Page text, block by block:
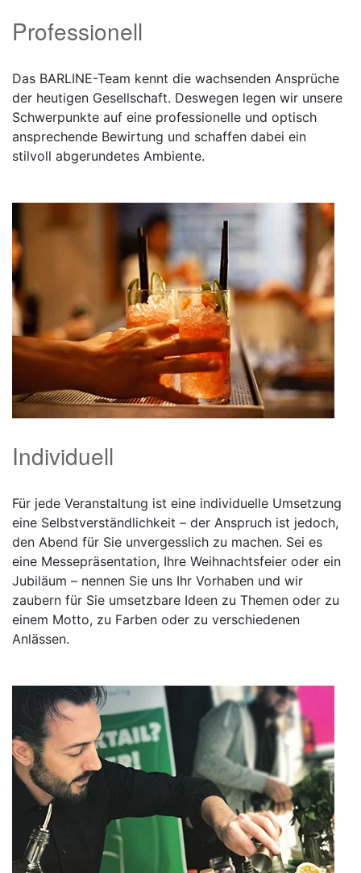
Professionell
Das BARLINE-Team kennt die wachsenden Ansprüche
der heutigen Gesellschaft. Deswegen legen wir unsere
Schwerpunkte auf eine professionelle und optisch
ansprechende Bewirtung und schaffen dabei ein
stilvoll abgerundetes Ambiente.
Individuell
Für jede Veranstaltung ist eine individuelle Umsetzung
eine Selbstverständlichkeit – der Anspruch ist jedoch,
den Abend für Sie unvergesslich zu machen. Sei es
eine Messepräsentation, Ihre Weihnachtsfeier oder ein
Jubiläum – nennen Sie uns Ihr Vorhaben und wir
zaubern für Sie umsetzbare Ideen zu Themen oder zu
einem Motto, zu Farben oder zu verschiedenen
Anlässen.